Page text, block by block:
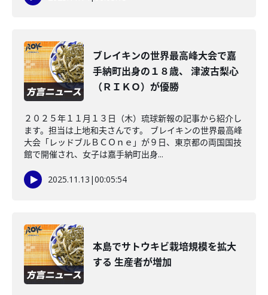
ブレイキンの世界最高峰大会で嘉
手納町出身の１８歳、 津波古梨心
（ＲＩＫＯ）が優勝
２０２５年１１月１３日（木）琉球新報の記事から紹介し
ます。担当は上地和夫さんです。 ブレイキンの世界最高峰
大会「レッドブルＢＣＯｎｅ」が９日、東京都の両国国技
館で開催され、女子は嘉手納町出身...
2025.11.13 |00:05:54
本島でサトウキビ栽培規模を拡大
する 生産者が増加